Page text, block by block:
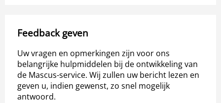
Feedback geven
Uw vragen en opmerkingen zijn voor ons
belangrijke hulpmiddelen bij de ontwikkeling van
de Mascus-service. Wij zullen uw bericht lezen en
geven u, indien gewenst, zo snel mogelijk
antwoord.